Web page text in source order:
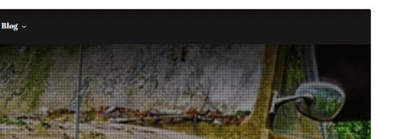
Version
1.2.6
Senast uppdaterat
22 januari 2026
Aktiva installationer
30+
PHP-version
5.6
Temats startsida